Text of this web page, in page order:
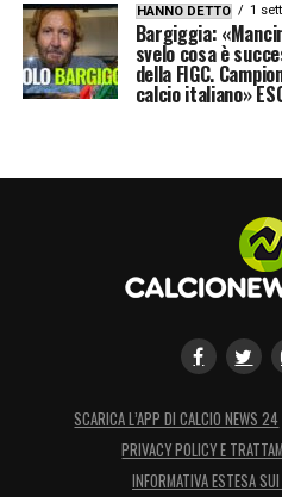
HANNO DETTO 1
Bargiggia:
svelo cosa è
della FIGC.
calcio italiano»
SCARICA L’APP DI CALCIO NEWS 24
PRIVACY POLICY E
INFORMATIVA ESTESA